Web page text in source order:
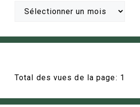
Total des vues de la page: 1